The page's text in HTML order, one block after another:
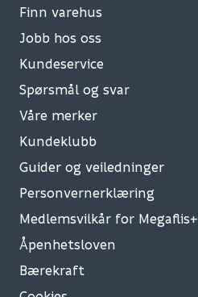
Finn varehus
Jobb hos oss
Kundeservice
Spørsmål og svar
Våre merker
Kundeklubb
Guider og veiledninger
Personvernerklæring
Medlemsvilkår for Megaflis+
Åpenhetsloven
Bærekraft